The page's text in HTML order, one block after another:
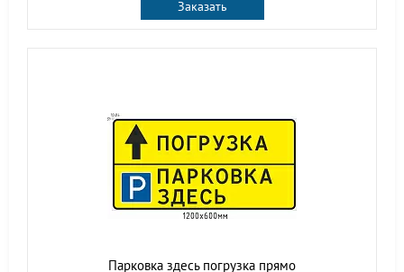
Заказать
Парковка здесь погрузка прямо